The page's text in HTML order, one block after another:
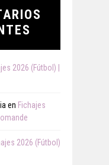
2026 (Fútbol) |
en Fichajes
2026 (Fútbol)